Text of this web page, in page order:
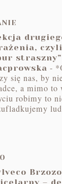
-
się nas, by
a mimo to
robimy to